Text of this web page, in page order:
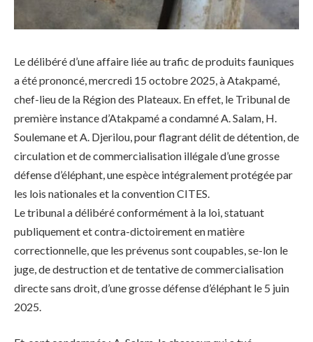
Le délibéré d’une affaire liée au trafic de produits fauniques
a été prononcé, mercredi 15 octobre 2025, à Atakpamé,
chef-lieu de la Région des Plateaux. En effet, le Tribunal de
première instance d’Atakpamé a condamné A. Salam, H.
Soulemane et A. Djerilou, pour flagrant délit de détention, de
circulation et de commercialisation illégale d’une grosse
défense d’éléphant, une espèce intégralement protégée par
les lois nationales et la convention CITES.
Le tribunal a délibéré conformément à la loi, statuant
publiquement et contra-dictoirement en matière
correctionnelle, que les prévenus sont coupables, se-lon le
juge, de destruction et de tentative de commercialisation
directe sans droit, d’une grosse défense d’éléphant le 5 juin
2025.